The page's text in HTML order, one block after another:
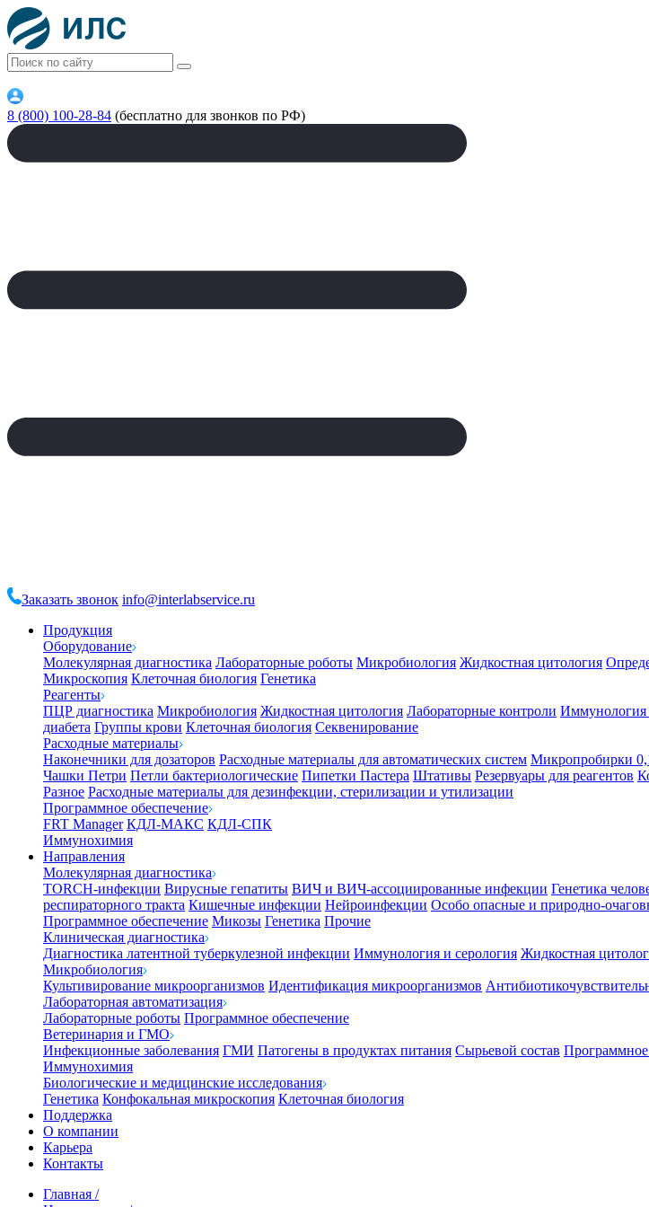
8 (800) 100-28-84 (бесплатно для звонков по РФ)
Заказать звонок info@interlabservice.ru
Продукция
Оборудование
Молекулярная диагностика Лабораторные роботы Микробиология Жидкостная цитология
Микроскопия Клеточная биология Генетика
Реагенты
ПЦР диагностика Микробиология Жидкостная цитология Лабораторные контроли Иммунология
диабета Группы крови Клеточная биология Секвенирование
Расходные материалы
Наконечники для дозаторов Расходные материалы для автоматических систем Микропробирки
Чашки Петри Петли бактериологические Пипетки Пастера Штативы Резервуары для реагентов
Разное Расходные материалы для дезинфекции, стерилизации и утилизации
Программное обеспечение
FRT Manager КДЛ-МАКС КДЛ-СПК
Иммунохимия
Направления
Молекулярная диагностика
TORCH-инфекции Вирусные гепатиты ВИЧ и ВИЧ-ассоциированные инфекции Генетика
респираторного тракта Кишечные инфекции Нейроинфекции Особо опасные и природно-
Программное обеспечение Микозы Генетика Прочие
Клиническая диагностика
Диагностика латентной туберкулезной инфекции Иммунология и серология Жидкостная
Микробиология
Культивирование микроорганизмов Идентификация микроорганизмов
Лабораторная автоматизация
Лабораторные роботы Программное обеспечение
Ветеринария и ГМО
Инфекционные заболевания ГМИ Патогены в продуктах питания Сырьевой состав Программное
Иммунохимия
Биологические и медицинские исследования
Генетика Конфокальная микроскопия Клеточная биология
Поддержка
О компании
Карьера
Контакты
Главная /